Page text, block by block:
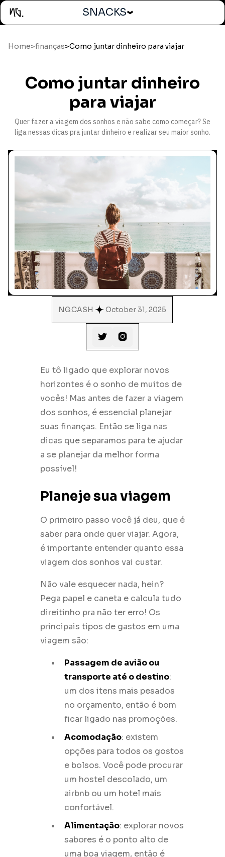
SNACKS
Home>finanças>Como juntar dinheiro para viajar
Como juntar dinheiro
para viajar
Quer fazer a viagem dos sonhos e não sabe como começar? Se
liga nessas dicas pra juntar dinheiro e realizar seu maior sonho.
NG.CASH October 31, 2025
 
Eu tô ligado que explorar novos
horizontes é o sonho de muitos de
vocês! Mas antes de fazer a viagem
dos sonhos, é essencial planejar
suas finanças. Então se liga nas
dicas que separamos para te ajudar
a se planejar da melhor forma
possível!
Planeje sua viagem
O primeiro passo você já deu, que é
saber para onde quer viajar. Agora,
é importante entender quanto essa
viagem dos sonhos vai custar.
Não vale esquecer nada, hein?
Pega papel e caneta e calcula tudo
direitinho pra não ter erro! Os
principais tipos de gastos em uma
viagem são:
Passagem de avião ou
transporte até o destino:
um dos itens mais pesados
no orçamento, então é bom
ficar ligado nas promoções.
Acomodação: existem
opções para todos os gostos
e bolsos. Você pode procurar
um hostel descolado, um
airbnb ou um hotel mais
confortável.
Alimentação: explorar novos
sabores é o ponto alto de
uma boa viagem, então é